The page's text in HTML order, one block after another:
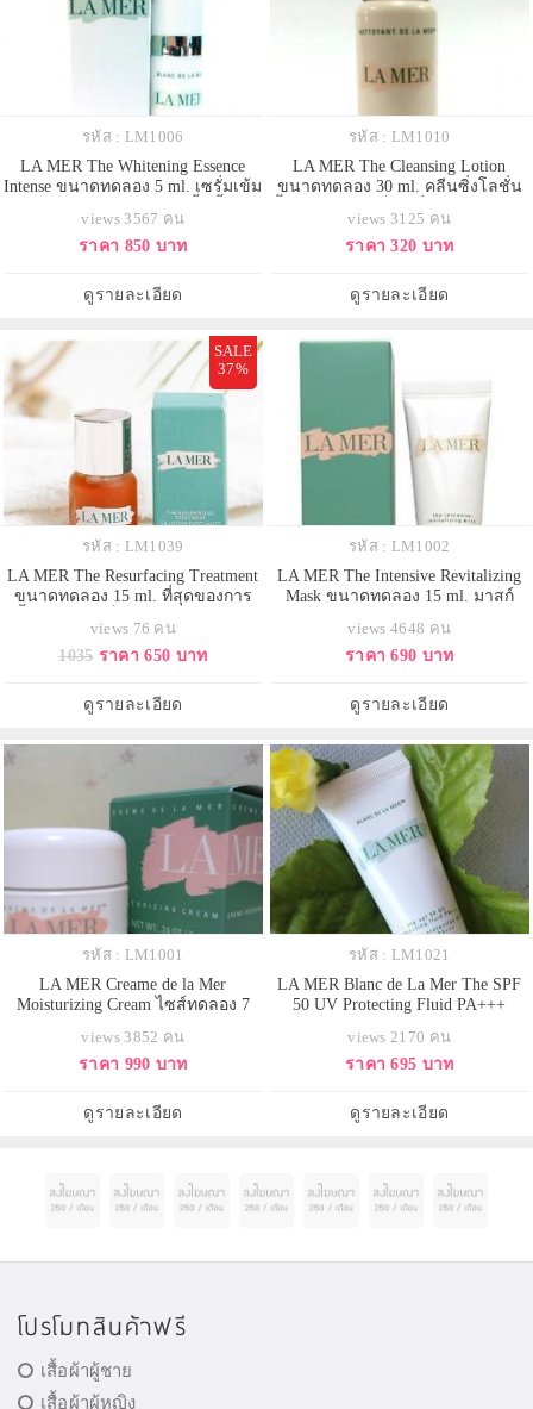
รหัส : LM1006
LA MER The Whitening Essence
Intense ขนาดทดลอง 5 ml. เซรั่มเข้ม
แห่งวัย และสีผิวที่ไม่สม่ำเสมอ เติม
ความชุ่มชื้น ให้ผิวอ่อนนุ่ม และช่วย
ธรรมชาติ ช่วยให้ผิวเนียนสวย
กระจ่างใส กระชับได้รูป แ
views 3567 คน
ราคา 850 บาท
ดูรายละเอียด
รหัส : LM1010
LA MER The Cleansing Lotion
ขนาดทดลอง 30 ml. คลีนซิ่งโลชั่น
ทำความสะอาดได้อย่างล้ำลึก แต่
ทว่าอ่อนโยน ช่วยกำจัดสิ่งสกปรกบน
ดวงตาให้หลุดออกจากผิวหน้าอย่าง
หมดจดโดยไม่ก่อให้เกิดการระคาย
views 3125 คน
ราคา 320 บาท
ดูรายละเอียด
SALE
37%
รหัส : LM1039
LA MER The Resurfacing Treatment
ขนาดทดลอง 15 ml. ที่สุดของการ
Mer ที่ยังคงอัดแน่นด้วยส่วนผสม
Miracle Broth อันเป็นหัวใจสำคัญ
เสื่อมสภาพ คืนความสมดุลให้ผิว
พร้อมปรับผิวให้กระจ่างใส เรียบ
views 76 คน
1035 ราคา 650 บาท
ดูรายละเอียด
รหัส : LM1002
LA MER The Intensive Revitalizing
Mask ขนาดทดลอง 15 ml. มาสก์
เรื่องการฟื้นบำรุงผิวให้ดูอ่อนเยาว์
เพียง 8 นาที มอบผิวที่มีสุขภาพดี
views 4648 คน
ราคา 690 บาท
ดูรายละเอียด
รหัส : LM1001
LA MER Creame de la Mer
Moisturizing Cream ไซส์ทดลอง 7
ชุ่มชื่นพิเศษ ช่วยให้เส้นริ้วและริ้ว
รอยลดเลือนลง ผิวแลดูกระชับ รูขุม
กระจ่างใส เปล่งประกายผิวสุขภาพดี
views 3852 คน
ราคา 990 บาท
ดูรายละเอียด
รหัส : LM1021
LA MER Blanc de La Mer The SPF
50 UV Protecting Fluid PA+++
views 2170 คน
ราคา 695 บาท
ดูรายละเอียด
โปรโมทสินค้าฟรี
เสื้อผ้าผู้ชาย
เสื้อผ้าผู้หญิง